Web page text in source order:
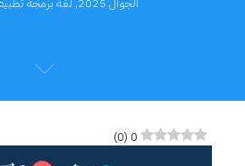
0
(
0
)